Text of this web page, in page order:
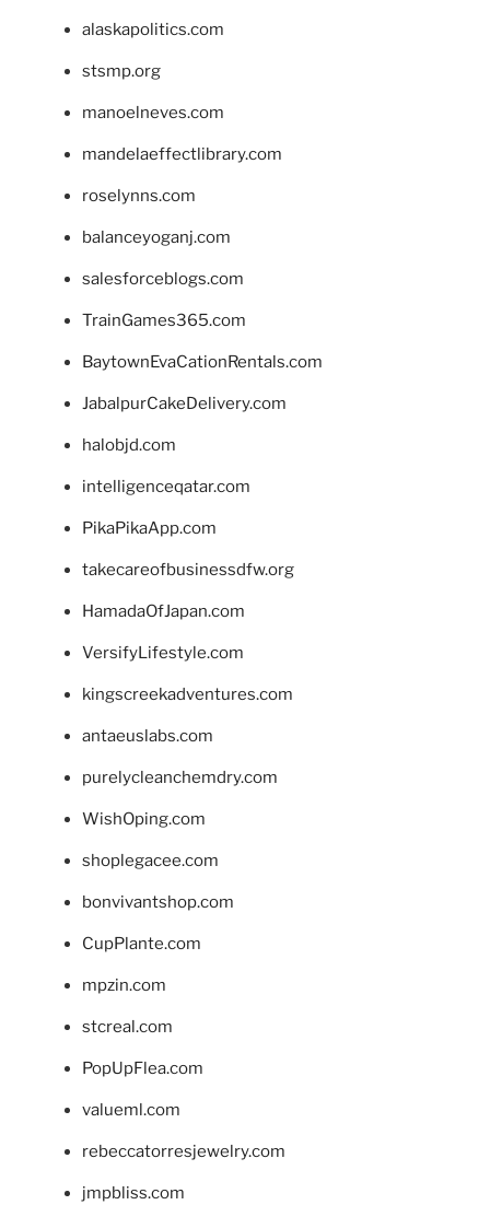
alaskapolitics.com
stsmp.org
manoelneves.com
mandelaeffectlibrary.com
roselynns.com
balanceyoganj.com
salesforceblogs.com
TrainGames365.com
BaytownEvaCationRentals.com
JabalpurCakeDelivery.com
halobjd.com
intelligenceqatar.com
PikaPikaApp.com
takecareofbusinessdfw.org
HamadaOfJapan.com
VersifyLifestyle.com
kingscreekadventures.com
antaeuslabs.com
purelycleanchemdry.com
WishOping.com
shoplegacee.com
bonvivantshop.com
CupPlante.com
mpzin.com
stcreal.com
PopUpFlea.com
valueml.com
rebeccatorresjewelry.com
jmpbliss.com